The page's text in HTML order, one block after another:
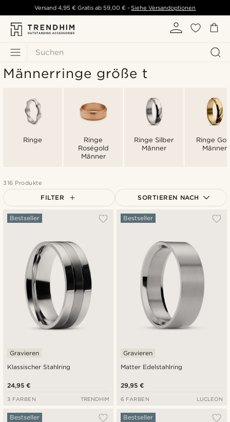
Suchen
Versand 4,95 € Gratis ab 59,00 € - Siehe Versandoptionen
Männerringe größe t
Ringe
Ringe
Roségold
Männer
Ringe Silber
Männer
Ringe
Männer
316 Produkte
FILTER SORTIEREN NACH
Am Beliebtesten
Niedrigster Preis
Höchster Preis
Klassischer Stahlring
Bestseller
Gravieren
24,95 €
3 FARBEN TRENDHIM
Matter Edelstahlring
Bestseller
Gravieren
29,95 €
6 FARBEN LUCLEON
Bestseller Bestseller